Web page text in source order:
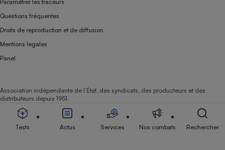
Paramétrer les traceurs
Questions fréquentes
Droits de reproduction et de diffusion
Mentions légales
Panel
Association indépendante de l’État, des syndicats, des producteurs et des
distributeurs depuis 1951.
Tests Actus Services Nos combats Rechercher